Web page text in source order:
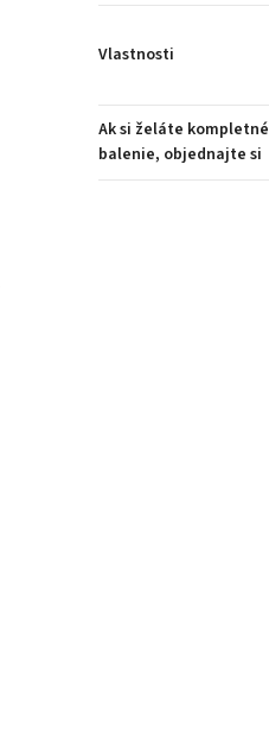
Vlastnosti
Ak si želáte kompletné
balenie, objednajte si